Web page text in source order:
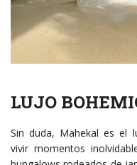
LUJO
Sin duda, Mahekal es el
vivir momentos